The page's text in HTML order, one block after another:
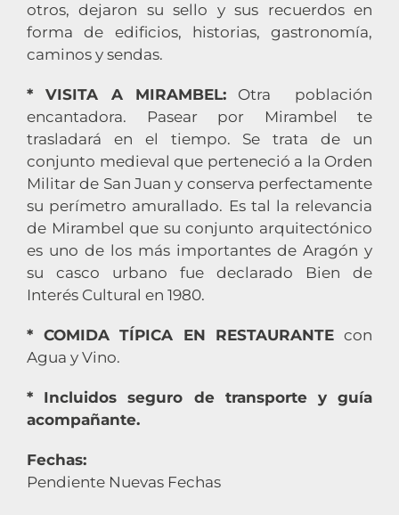
otros, dejaron su sello y sus recuerdos en
forma de edificios, historias, gastronomía,
caminos y sendas.
* VISITA A MIRAMBEL: Otra población
encantadora. Pasear por Mirambel te
trasladará en el tiempo. Se trata de un
conjunto medieval que perteneció a la Orden
Militar de San Juan y conserva perfectamente
su perímetro amurallado. Es tal la relevancia
de Mirambel que su conjunto arquitectónico
es uno de los más importantes de Aragón y
su casco urbano fue declarado Bien de
Interés Cultural en 1980.
* COMIDA TÍPICA EN RESTAURANTE con
Agua y Vino.
* Incluidos seguro de transporte y guía
acompañante.
Fechas:
Pendiente Nuevas Fechas